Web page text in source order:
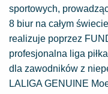
sportowych,
8 biur na całym
realizuje poprzez
profesjonalna liga
dla zawodników z
LALIGA GENUINE